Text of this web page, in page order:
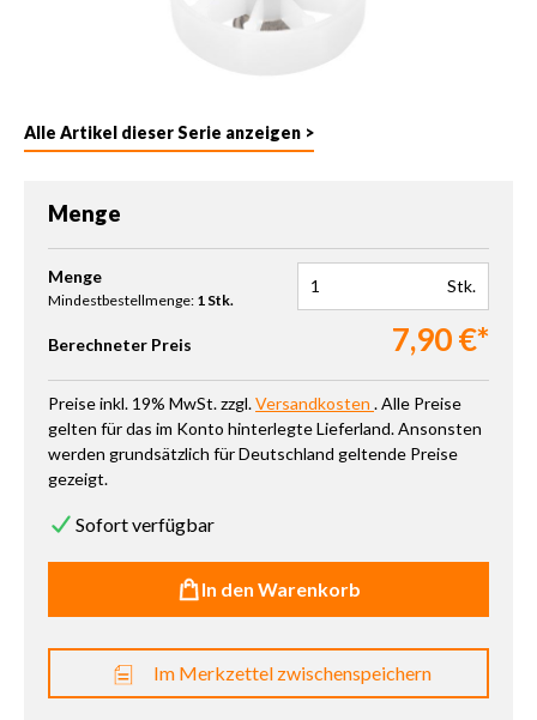
Alle Artikel dieser Serie anzeigen >
Menge
Produkt Anzahl: Gib den gewünschten Wert ein oder benutze
Menge
Mindestbestellmenge: 1 Stk.
Stk.
Berechneter Preis 7,90 €*
Preise inkl. 19% MwSt. zzgl.Versandkosten . Alle Preise
gelten für das im Konto hinterlegte Lieferland. Ansonsten
werden grundsätzlich für Deutschland geltende Preise
gezeigt.
Sofort verfügbar
In den Warenkorb
Im Merkzettel zwischenspeichern